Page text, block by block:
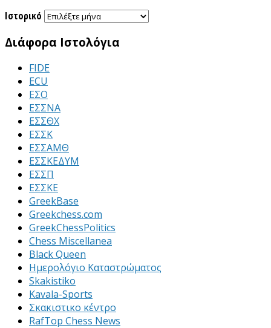
Ιστορικό
Διάφορα Ιστολόγια
FIDE
ECU
ΕΣΟ
ΕΣΣΝΑ
ΕΣΣΘΧ
ΕΣΣΚ
ΕΣΣΑΜΘ
ΕΣΣΚΕΔΥΜ
ΕΣΣΠ
ΕΣΣΚΕ
GreekBase
Greekchess.com
GreekChessPolitics
Chess Miscellanea
Black Queen
Ημερολόγιο Καταστρώματος
Skakistiko
Kavala-Sports
Σκακιστικο κέντρο
RafTop Chess News